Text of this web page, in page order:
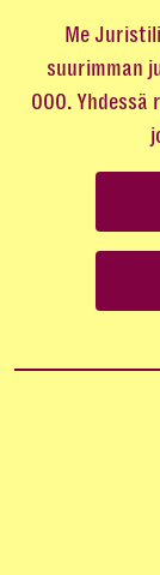
Me
suurimman
000. Yhdessä